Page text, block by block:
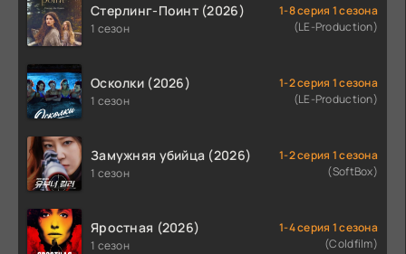
Стерлинг-Поинт (2026)
1 сезон
1-8 серия 1 сезона
(LE-Production)
Осколки (2026)
1 сезон
1-2 серия 1 сезона
(LE-Production)
Замужняя убийца (2026)
1 сезон
1-2 серия 1 сезона
(SoftBox)
Яростная (2026)
1 сезон
1-4 серия 1 сезона
(Coldfilm)